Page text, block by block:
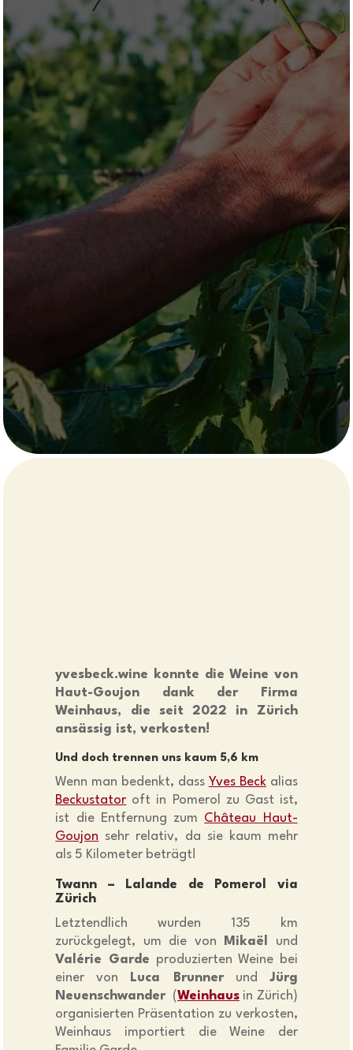
yvesbeck.wine konnte die Weine von
Haut-Goujon dank der Firma
Weinhaus, die seit 2022 in Zürich
ansässig ist, verkosten!
Und doch trennen uns kaum 5,6 km
Wenn man bedenkt, dass Yves Beckalias
Beckustator oft in Pomerol zu Gast ist,
ist die Entfernung zum Château Haut-
Goujon sehr relativ, da sie kaum mehr
als 5 Kilometer beträgt!
Twann – Lalande de Pomerol via
Zürich
Letztendlich wurden 135 km
zurückgelegt, um die von
Mikaël
und
Valérie Garde produzierten Weine bei
einer von
Luca Brunnerund Jürg
Neuenschwander(Weinhaus in Zürich)
organisierten Präsentation zu verkosten,
Weinhaus importiert die Weine der